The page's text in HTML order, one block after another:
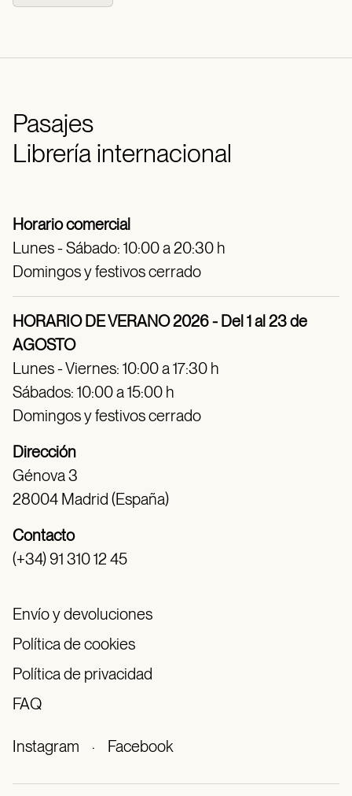
Pasajes
Librería internacional
Horario comercial
Lunes - Sábado: 10:00 a 20:30 h
Domingos y festivos cerrado
HORARIO DE VERANO 2026 - Del 1 al 23 de
AGOSTO
Lunes - Viernes: 10:00 a 17:30 h
Sábados: 10:00 a 15:00 h
Domingos y festivos cerrado
Dirección
Génova 3
28004 Madrid (España)
Contacto
(+34) 91 310 12 45
Envío y devoluciones
Política de cookies
Política de privacidad
FAQ
Instagram · Facebook